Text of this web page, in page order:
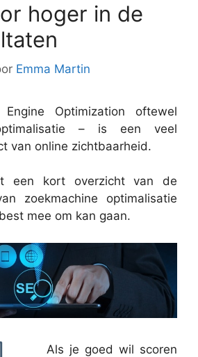
hoger in de
Emma Martin
Optimization oftewel
– is een veel
van online zichtbaarheid.
een kort overzicht van de
zoekmachine optimalisatie
mee om kan gaan.
Als je goed wil scoren